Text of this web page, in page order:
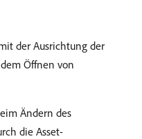
der Ausrichtung der
Öffnen von
Ändern des
die Asset-